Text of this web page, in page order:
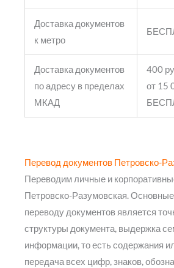
Доставка документов
к метро
Доставка документов
по адресу в пределах
МКАД
400
от 15
Перевод документов Петровско-
Переводим личные и
Петровско-Разумовская.
переводу документов является
структуры документа, выдержка
информации, то есть содержания
передача всех цифр, знаков,